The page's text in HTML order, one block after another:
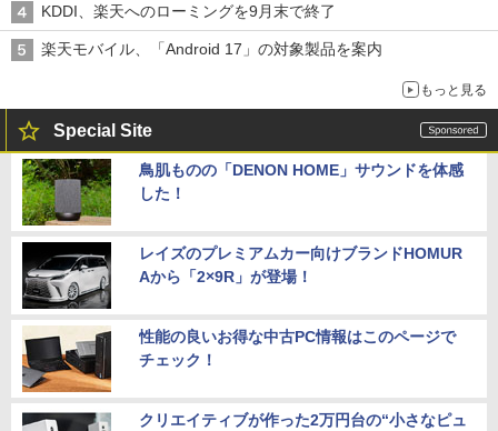
KDDI、楽天へのローミングを9月末で終了
楽天モバイル、「Android 17」の対象製品を案内
もっと見る
Special Site
鳥肌ものの「DENON HOME」サウンドを体感
した！
レイズのプレミアムカー向けブランドHOMUR
Aから「2×9R」が登場！
性能の良いお得な中古PC情報はこのページで
チェック！
クリエイティブが作った2万円台の“小さなピュ